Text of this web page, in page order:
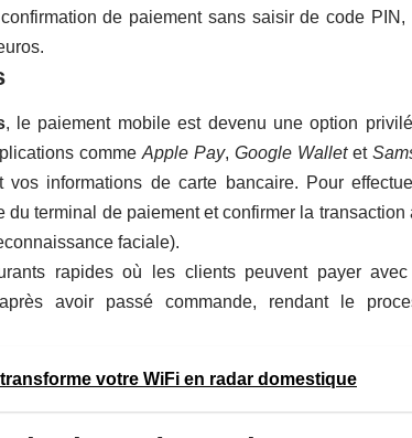
de paiement sans saisir de code PIN,
, le paiement mobile est devenu une option
commeApple Pay,Google Walletet
informations de carte bancaire. Pour
terminal de paiement et confirmer la transaction
faciale).
rapides où les clients peuvent payer
avoir passé commande, rendant le
votre WiFi en radar domestique